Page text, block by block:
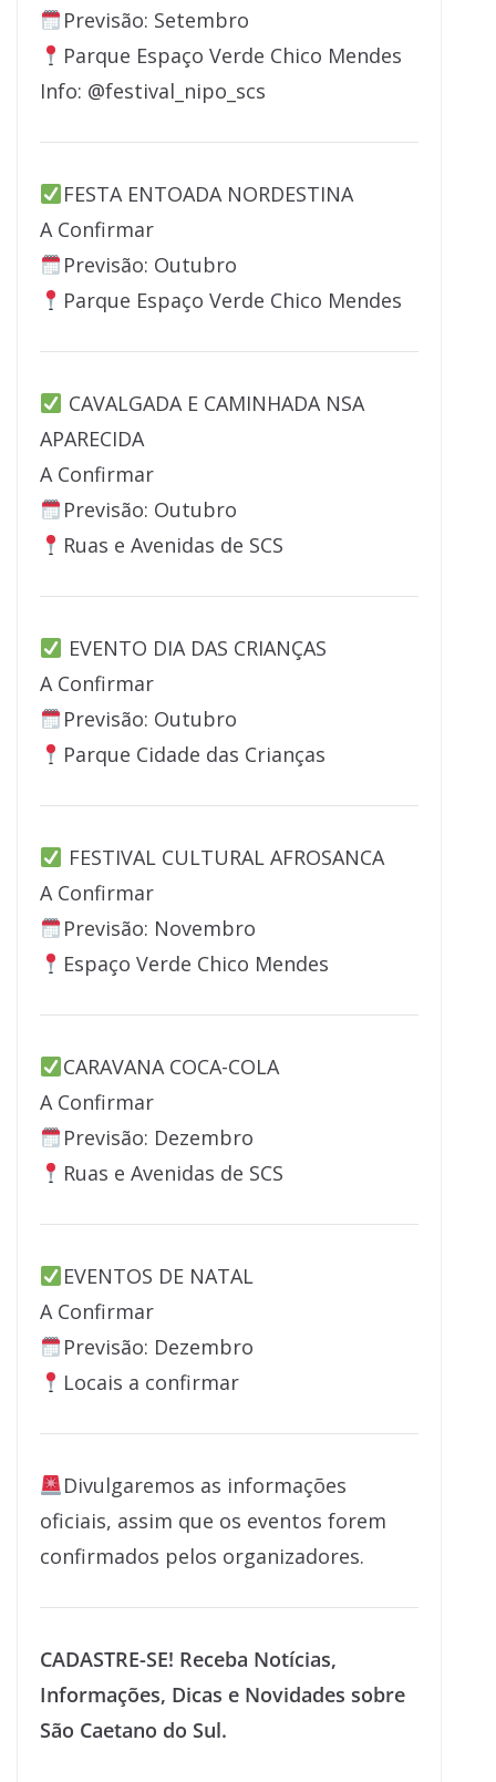
Previsão: Setembro
Parque Espaço Verde Chico Mendes
Info: @festival_nipo_scs
FESTA ENTOADA NORDESTINA
A Confirmar
Previsão: Outubro
Parque Espaço Verde Chico Mendes
CAVALGADA E CAMINHADA NSA
APARECIDA
A Confirmar
Previsão: Outubro
Ruas e Avenidas de SCS
EVENTO DIA DAS CRIANÇAS
A Confirmar
Previsão: Outubro
Parque Cidade das Crianças
FESTIVAL CULTURAL AFROSANCA
A Confirmar
Previsão: Novembro
Espaço Verde Chico Mendes
CARAVANA COCA-COLA
A Confirmar
Previsão: Dezembro
Ruas e Avenidas de SCS
EVENTOS DE NATAL
A Confirmar
Previsão: Dezembro
Locais a confirmar
Divulgaremos as informações
oficiais, assim que os eventos forem
confirmados pelos organizadores.
CADASTRE-SE! Receba Notícias,
Informações, Dicas e Novidades sobre
São Caetano do Sul.